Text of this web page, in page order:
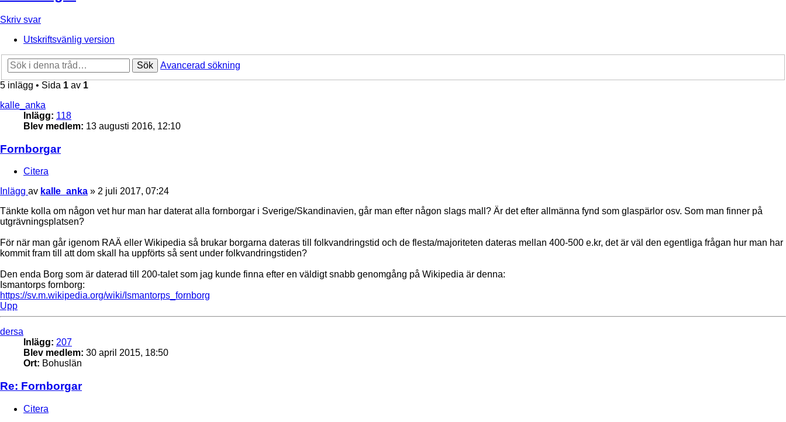
Skriv svar
Utskriftsvänlig version
Sök
Avancerad sökning
5 inlägg • Sida 1 av 1
kalle_anka
Inlägg: 118
Blev medlem: 13 augusti 2016, 12:10
Fornborgar
Citera
Inlägg av kalle_anka » 2 juli 2017, 07:24
Tänkte kolla om någon vet hur man har daterat alla fornborgar i Sverige/Skandinavien, går man efter någon slags mall? Är det efter allmänna fynd som glaspärlor osv. Som man finner på
utgrävningsplatsen?
För när man går igenom RAÄ eller Wikipedia så brukar borgarna dateras till folkvandringstid och de flesta/majoriteten dateras mellan 400-500 e.kr, det är väl den egentliga frågan hur man har
kommit fram till att dom skall ha uppförts så sent under folkvandringstiden?
Den enda Borg som är daterad till 200-talet som jag kunde finna efter en väldigt snabb genomgång på Wikipedia är denna:
Ismantorps fornborg:
https://sv.m.wikipedia.org/wiki/Ismantorps_fornborg
Upp
dersa
Inlägg: 207
Blev medlem: 30 april 2015, 18:50
Ort: Bohuslän
Re: Fornborgar
Citera